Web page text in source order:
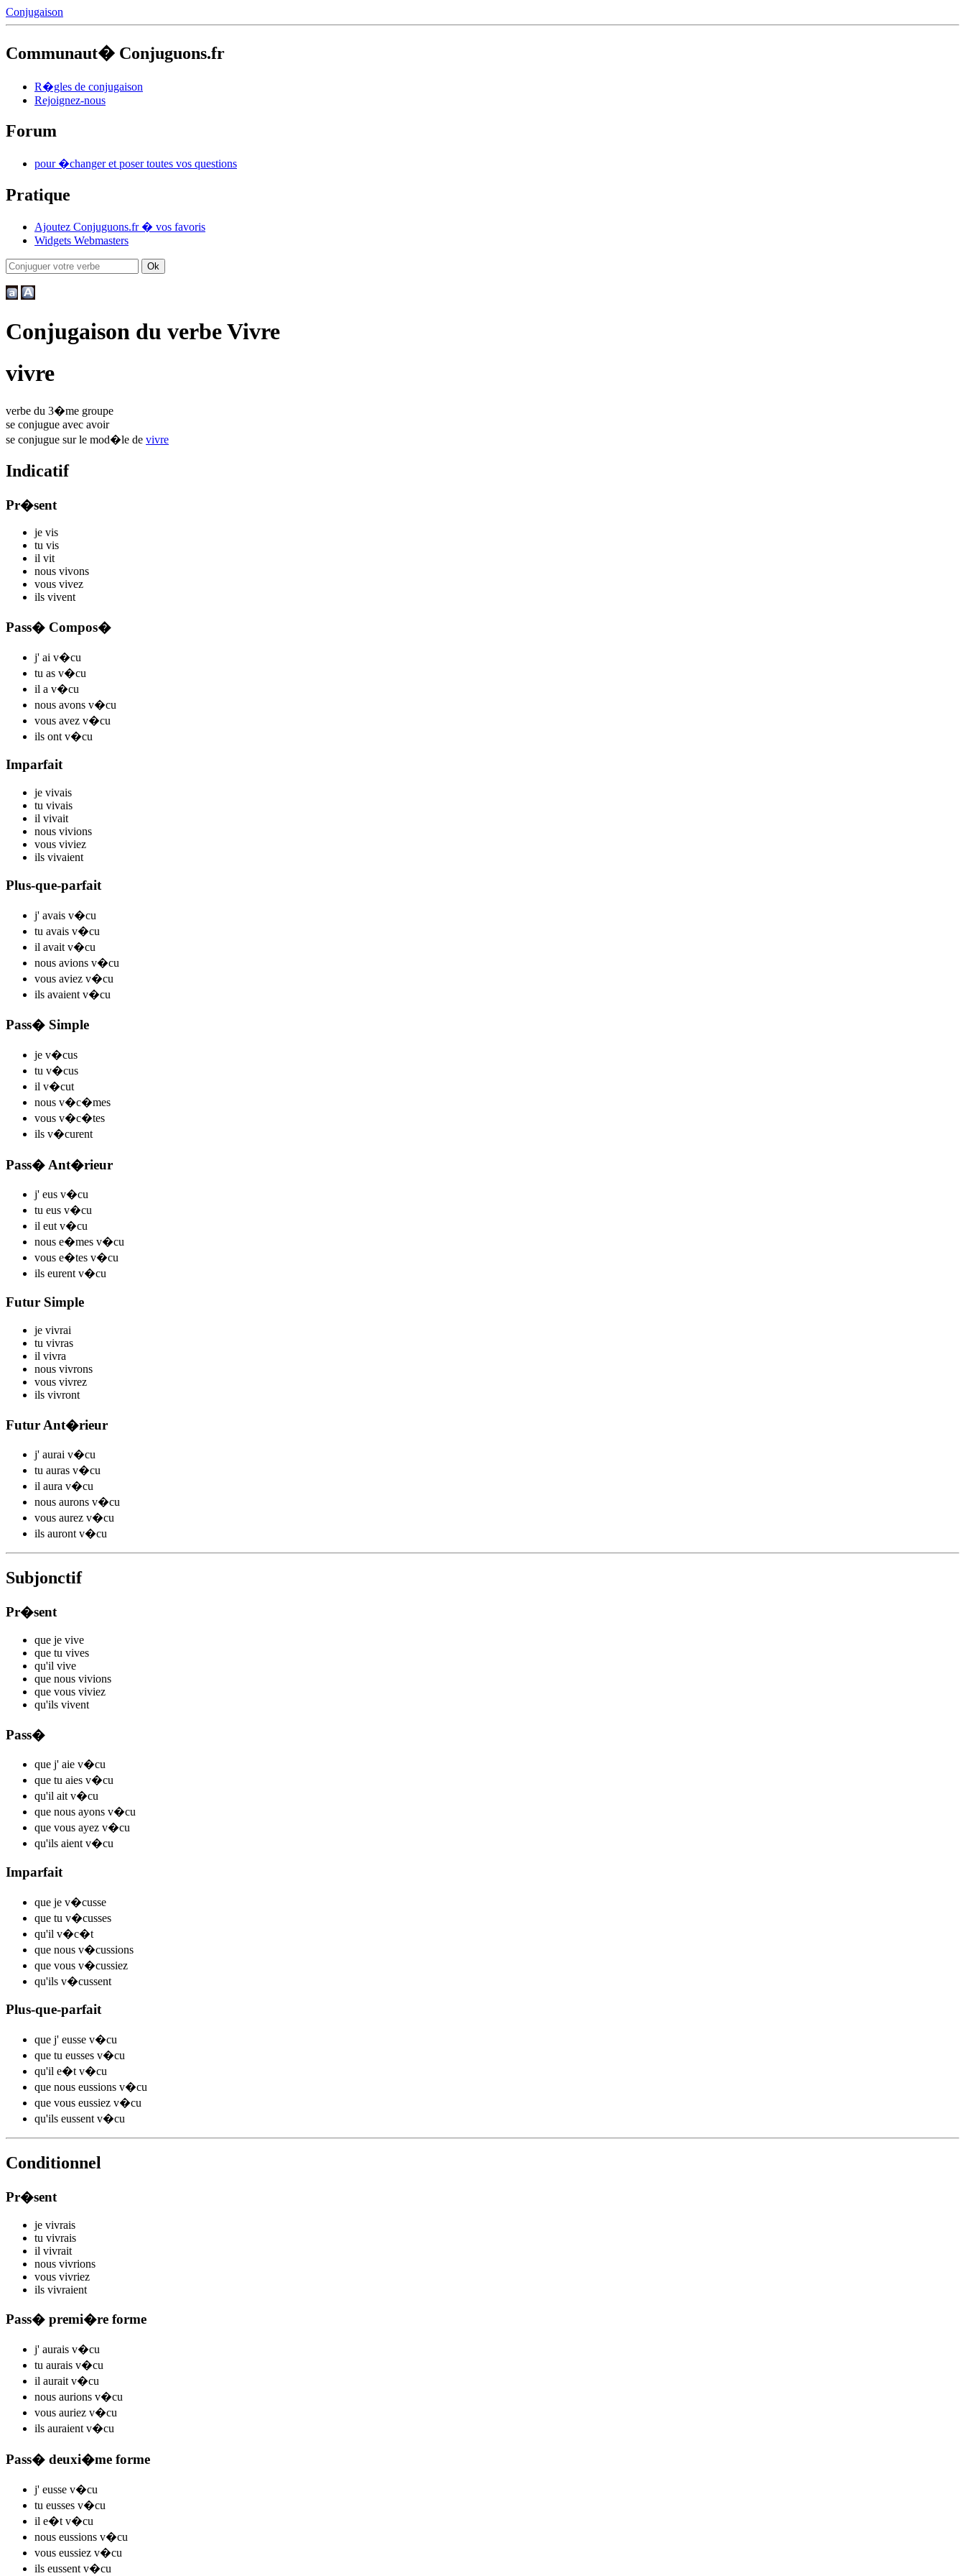
Conjugaison
Communaut� Conjuguons.fr
R�gles de conjugaison
Rejoignez-nous
Forum
pour �changer et poser toutes vos questions
Pratique
Ajoutez Conjuguons.fr � vos favoris
Widgets Webmasters
Conjugaison du verbe Vivre
vivre
verbe du 3�me groupe
se conjugue avec avoir
se conjugue sur le mod�le de vivre
Indicatif
Pr�sent
je vis
tu vis
il vit
nous vivons
vous vivez
ils vivent
Pass� Compos�
j' ai v�cu
tu as v�cu
il a v�cu
nous avons v�cu
vous avez v�cu
ils ont v�cu
Imparfait
je vivais
tu vivais
il vivait
nous vivions
vous viviez
ils vivaient
Plus-que-parfait
j' avais v�cu
tu avais v�cu
il avait v�cu
nous avions v�cu
vous aviez v�cu
ils avaient v�cu
Pass� Simple
je v�cus
tu v�cus
il v�cut
nous v�c�mes
vous v�c�tes
ils v�curent
Pass� Ant�rieur
j' eus v�cu
tu eus v�cu
il eut v�cu
nous e�mes v�cu
vous e�tes v�cu
ils eurent v�cu
Futur Simple
je vivrai
tu vivras
il vivra
nous vivrons
vous vivrez
ils vivront
Futur Ant�rieur
j' aurai v�cu
tu auras v�cu
il aura v�cu
nous aurons v�cu
vous aurez v�cu
ils auront v�cu
Subjonctif
Pr�sent
que je vive
que tu vives
qu'il vive
que nous vivions
que vous viviez
qu'ils vivent
Pass�
que j' aie v�cu
que tu aies v�cu
qu'il ait v�cu
que nous ayons v�cu
que vous ayez v�cu
qu'ils aient v�cu
Imparfait
que je v�cusse
que tu v�cusses
qu'il v�c�t
que nous v�cussions
que vous v�cussiez
qu'ils v�cussent
Plus-que-parfait
que j' eusse v�cu
que tu eusses v�cu
qu'il e�t v�cu
que nous eussions v�cu
que vous eussiez v�cu
qu'ils eussent v�cu
Conditionnel
Pr�sent
je vivrais
tu vivrais
il vivrait
nous vivrions
vous vivriez
ils vivraient
Pass� premi�re forme
j' aurais v�cu
tu aurais v�cu
il aurait v�cu
nous aurions v�cu
vous auriez v�cu
ils auraient v�cu
Pass� deuxi�me forme
j' eusse v�cu
tu eusses v�cu
il e�t v�cu
nous eussions v�cu
vous eussiez v�cu
ils eussent v�cu